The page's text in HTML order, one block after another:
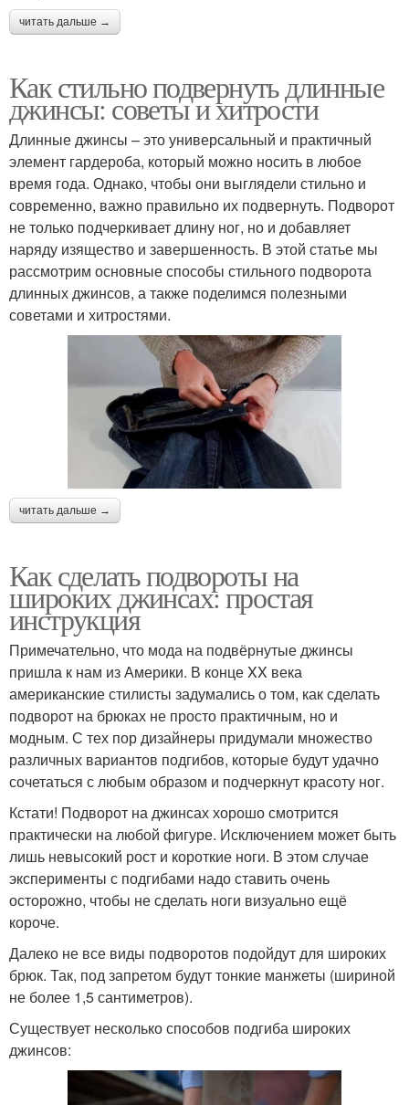
читать дальше →
Как стильно подвернуть длинные
джинсы: советы и хитрости
Длинные джинсы – это универсальный и практичный
элемент гардероба, который можно носить в любое
время года. Однако, чтобы они выглядели стильно и
современно, важно правильно их подвернуть. Подворот
не только подчеркивает длину ног, но и добавляет
наряду изящество и завершенность. В этой статье мы
рассмотрим основные способы стильного подворота
длинных джинсов, а также поделимся полезными
советами и хитростями.
читать дальше →
Как сделать подвороты на
широких джинсах: простая
инструкция
Примечательно, что мода на подвёрнутые джинсы
пришла к нам из Америки. В конце XX века
американские стилисты задумались о том, как сделать
подворот на брюках не просто практичным, но и
модным. С тех пор дизайнеры придумали множество
различных вариантов подгибов, которые будут удачно
сочетаться с любым образом и подчеркнут красоту ног.
Кстати! Подворот на джинсах хорошо смотрится
практически на любой фигуре. Исключением может быть
лишь невысокий рост и короткие ноги. В этом случае
эксперименты с подгибами надо ставить очень
осторожно, чтобы не сделать ноги визуально ещё
короче.
Далеко не все виды подворотов подойдут для широких
брюк. Так, под запретом будут тонкие манжеты (шириной
не более 1,5 сантиметров).
Существует несколько способов подгиба широких
джинсов: